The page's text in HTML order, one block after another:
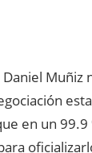
Muñiz
en un